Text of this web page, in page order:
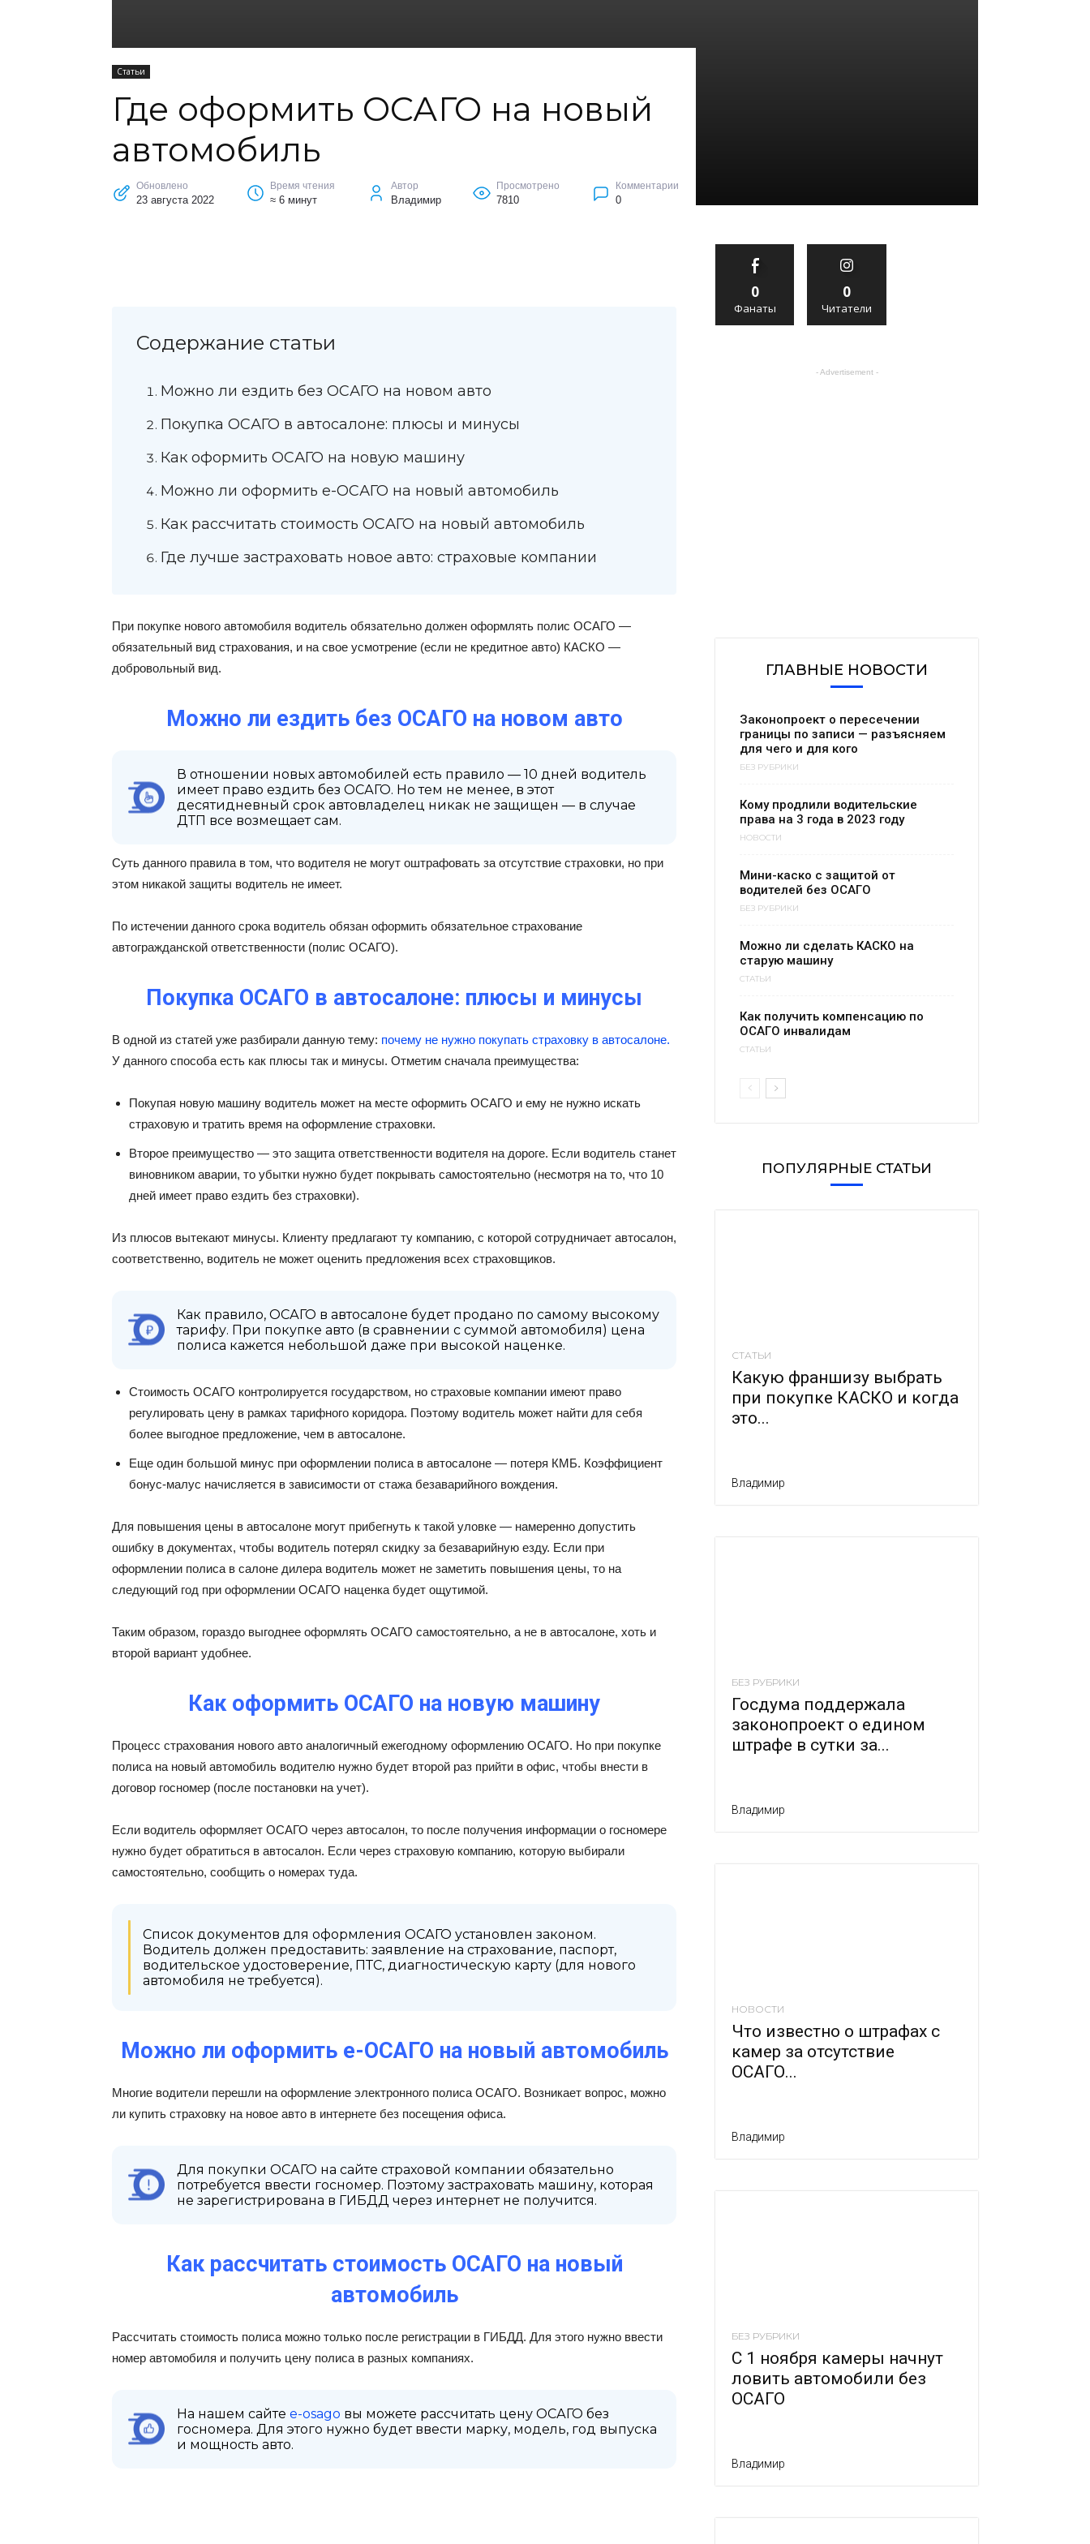
Статьи
Где оформить ОСАГО на новый
автомобиль
Обновлено
23 августа 2022
Время чтения
≈ 6 минут
Автор
Владимир
Просмотрено
7810
Комментарии
0
Можно ли ездить без ОСАГО на новом авто
Покупка ОСАГО в автосалоне: плюсы и минусы
Как оформить ОСАГО на новую машину
Можно ли оформить е-ОСАГО на новый автомобиль
Как рассчитать стоимость ОСАГО на новый автомобиль
Где лучше застраховать новое авто: страховые компании
При покупке нового автомобиля водитель обязательно должен оформлять полис ОСАГО —
обязательный вид страхования, и на свое усмотрение (если не кредитное авто) КАСКО —
добровольный вид.
Можно ли ездить без ОСАГО на новом авто
В отношении новых автомобилей есть правило — 10 дней водитель
имеет право ездить без ОСАГО. Но тем не менее, в этот
десятидневный срок автовладелец никак не защищен — в случае
ДТП все возмещает сам.
Суть данного правила в том, что водителя не могут оштрафовать за отсутствие страховки, но при
этом никакой защиты водитель не имеет.
По истечении данного срока водитель обязан оформить обязательное страхование
автогражданской ответственности (полис ОСАГО).
Покупка ОСАГО в автосалоне: плюсы и минусы
В одной из статей уже разбирали данную тему: почему не нужно покупать страховку в автосалоне.
У данного способа есть как плюсы так и минусы. Отметим сначала преимущества:
Покупая новую машину водитель может на месте оформить ОСАГО и ему не нужно искать
страховую и тратить время на оформление страховки.
Второе преимущество — это защита ответственности водителя на дороге. Если водитель станет
виновником аварии, то убытки нужно будет покрывать самостоятельно (несмотря на то, что 10
дней имеет право ездить без страховки).
Из плюсов вытекают минусы. Клиенту предлагают ту компанию, с которой сотрудничает автосалон,
соответственно, водитель не может оценить предложения всех страховщиков.
Как правило, ОСАГО в автосалоне будет продано по самому высокому
тарифу. При покупке авто (в сравнении с суммой автомобиля) цена
полиса кажется небольшой даже при высокой наценке.
Стоимость ОСАГО контролируется государством, но страховые компании имеют право
регулировать цену в рамках тарифного коридора. Поэтому водитель может найти для себя
более выгодное предложение, чем в автосалоне.
Еще один большой минус при оформлении полиса в автосалоне — потеря КМБ. Коэффициент
бонус-малус начисляется в зависимости от стажа безаварийного вождения.
Для повышения цены в автосалоне могут прибегнуть к такой уловке — намеренно допустить
ошибку в документах, чтобы водитель потерял скидку за безаварийную езду. Если при
оформлении полиса в салоне дилера водитель может не заметить повышения цены, то на
следующий год при оформлении ОСАГО наценка будет ощутимой.
Таким образом, гораздо выгоднее оформлять ОСАГО самостоятельно, а не в автосалоне, хоть и
второй вариант удобнее.
Как оформить ОСАГО на новую машину
Процесс страхования нового авто аналогичный ежегодному оформлению ОСАГО. Но при покупке
полиса на новый автомобиль водителю нужно будет второй раз прийти в офис, чтобы внести в
договор госномер (после постановки на учет).
Если водитель оформляет ОСАГО через автосалон, то после получения информации о госномере
нужно будет обратиться в автосалон. Если через страховую компанию, которую выбирали
самостоятельно, сообщить о номерах туда.
Список документов для оформления ОСАГО установлен законом.
Водитель должен предоставить: заявление на страхование, паспорт,
водительское удостоверение, ПТС, диагностическую карту (для нового
автомобиля не требуется).
Можно ли оформить е-ОСАГО на новый автомобиль
Многие водители перешли на оформление электронного полиса ОСАГО. Возникает вопрос, можно
ли купить страховку на новое авто в интернете без посещения офиса.
Для покупки ОСАГО на сайте страховой компании обязательно
потребуется ввести госномер. Поэтому застраховать машину, которая
не зарегистрирована в ГИБДД через интернет не получится.
Как рассчитать стоимость ОСАГО на новый
автомобиль
Рассчитать стоимость полиса можно только после регистрации в ГИБДД. Для этого нужно ввести
номер автомобиля и получить цену полиса в разных компаниях.
На нашем сайте e-osago вы можете рассчитать цену ОСАГО без
госномера. Для этого нужно будет ввести марку, модель, год выпуска
и мощность авто.
0
Фанаты
0
Читатели
- Advertisement -
ГЛАВНЫЕ НОВОСТИ
Законопроект о пересечении
границы по записи — разъясняем
для чего и для кого
БЕЗ РУБРИКИ
Кому продлили водительские
права на 3 года в 2023 году
НОВОСТИ
Мини-каско с защитой от
водителей без ОСАГО
БЕЗ РУБРИКИ
Можно ли сделать КАСКО на
старую машину
СТАТЬИ
Как получить компенсацию по
ОСАГО инвалидам
СТАТЬИ
ПОПУЛЯРНЫЕ СТАТЬИ
СТАТЬИ
Какую франшизу выбрать
при покупке КАСКО и когда
это...
Владимир
БЕЗ РУБРИКИ
Госдума поддержала
законопроект о едином
штрафе в сутки за...
Владимир
НОВОСТИ
Что известно о штрафах с
камер за отсутствие
ОСАГО...
Владимир
БЕЗ РУБРИКИ
С 1 ноября камеры начнут
ловить автомобили без
ОСАГО
Владимир